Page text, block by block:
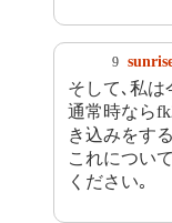
9
そして､私は
通常時なら
き込みをす
これについ
ください｡